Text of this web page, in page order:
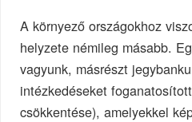
A környező országokhoz
helyzete némileg másabb.
vagyunk, másrészt
intézkedéseket
csökkentése), amelyekkel